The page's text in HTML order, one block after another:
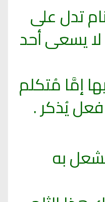
تدل على
يسعى أحد
إمَّا مُتكلم
يُذكر .
به